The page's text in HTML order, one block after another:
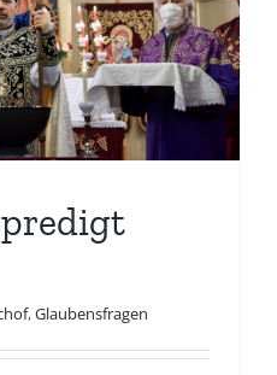
,Glaubensfragen